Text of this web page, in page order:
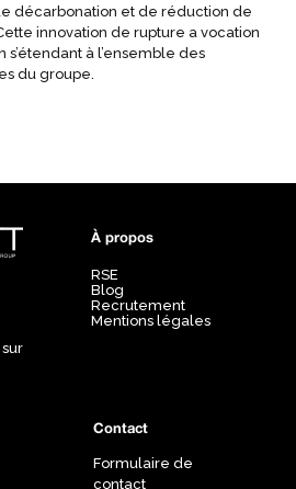
décarbonation et de réduction de
innovation de rupture a vocation
à l’ensemble des
du groupe.
À propos
RSE
Blog
Recrutement
Mentions légales
Contact
Formulaire de
contact